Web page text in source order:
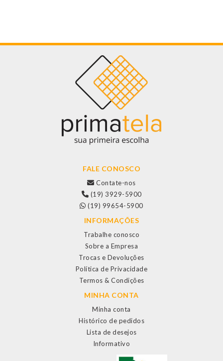
FALE CONOSCO
Contate-nos
(19) 3929-5900
(19) 99654-5900
INFORMAÇÕES
Trabalhe conosco
Sobre a Empresa
Trocas e Devoluções
Política de Privacidade
Termos & Condições
MINHA CONTA
Minha conta
Histórico de pedidos
Lista de desejos
Informativo